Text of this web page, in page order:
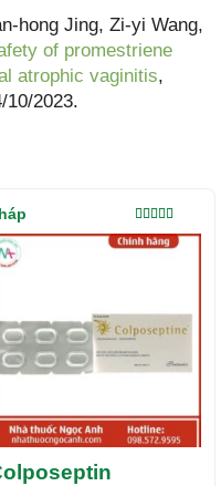
hong Jing, Zi-yi Wang,
of promestriene
atrophic vaginitis,
10/2023.
Được xếp
hạng5.00